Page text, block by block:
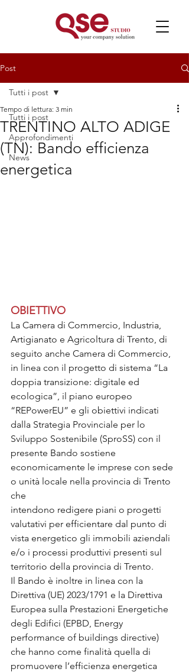
Post
Tutti i post
Approfondimenti
News
Tutti i post
TRENTINO ALTO ADIGE
(TN): Bando efficienza
energetica
Tempo di lettura: 3 min
OBIETTIVO
La Camera di Commercio, Industria,
Artigianato e Agricoltura di Trento, di
seguito anche Camera di Commercio,
in linea con il progetto di sistema “La
doppia transizione: digitale ed
ecologica”, il piano europeo
“REPowerEU” e gli obiettivi indicati
dalla Strategia Provinciale per lo
Sviluppo Sostenibile (SproSS) con il
presente Bando sostiene
economicamente le imprese con sede
o unità locale nella provincia di Trento
che
intendono redigere piani o progetti
valutativi per efficientare dal punto di
vista energetico gli immobili aziendali
e/o i processi produttivi presenti sul
territorio della provincia di Trento.
Il Bando è inoltre in linea con la
Direttiva (UE) 2023/1791 e la Direttiva
Europea sulla Prestazioni Energetiche
degli Edifici (EPBD, Energy
performance of buildings directive)
che hanno come finalità quella di
promuovere l’efficienza energetica